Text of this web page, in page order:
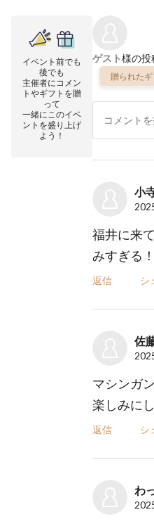
イベント前でも
後でも
主催者にコメン
トやギフトを贈
って
一緒にこのイベ
ントを盛り上げ
よう！
ゲスト様の投
贈られた
小
福井に来
みすぎる！
返信 シ
佐
マシンガ
楽しみに
返信 シ
わ